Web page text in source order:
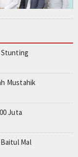
Stunting
Mustahik
Juta
Mal